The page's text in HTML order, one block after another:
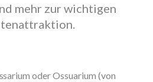
mehr zur wichtigen
oder Ossuarium (von